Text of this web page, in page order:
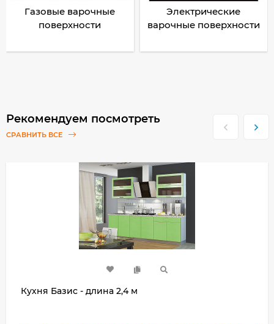
Газовые варочные
поверхности
Электрические
варочные поверхности
Рекомендуем посмотреть
СРАВНИТЬ ВСЕ
Кухня Базис - длина 2,4 м